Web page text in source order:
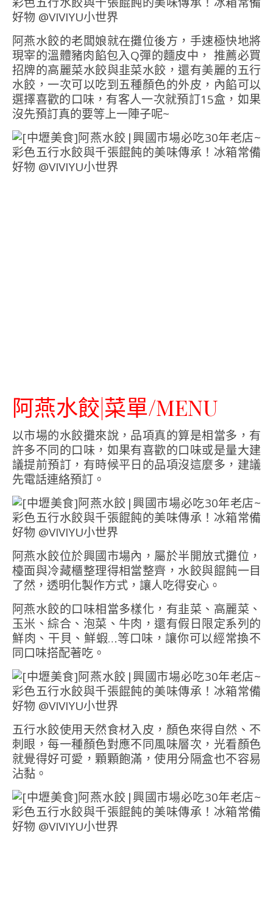
阿燕水餃的老闆娘就在攤位後方，手速極快地將
現宰的溫體豬肉餡包入Q彈的麵皮中， 推薦必買
招牌的高麗菜水餃與韭菜水餃，還有美麗的五行
水餃，一次可以吃到五種顏色的外皮，內餡可以
選擇喜歡的口味，有客人一次就預訂15盒，如果
沒先預訂真的要等上一陣子呢~
阿燕水餃|菜單/MENU
以市場的水餃攤來說，品項真的算是相當多，有
許多不同的口味，如果有喜歡的口味或是量大建
議提前預訂，有時候平日的品項沒這麼多，建議
先電話連絡預訂。
阿燕水餃位於興國市場內，屬於半開放式攤位，
檯面與冷藏櫃整理得相當整齊，水餃與餛飩一目
了然，透明化製作方式，讓人吃得安心。
阿燕水餃的口味相當多樣化，有韭菜、高麗菜、
玉米、綜合、泡菜、牛肉，還有假日限定系列的
鮮肉、干貝、鮮蝦…等口味，讓你可以經常換不
同口味搭配著吃。
五行水餃使用天然食材入皮，顏色來得自然、不
刺眼，每一種顏色對應不同風味層次，光看顏色
就覺得好可愛，顆顆飽滿，使用分隔盒也不容易
沾黏。